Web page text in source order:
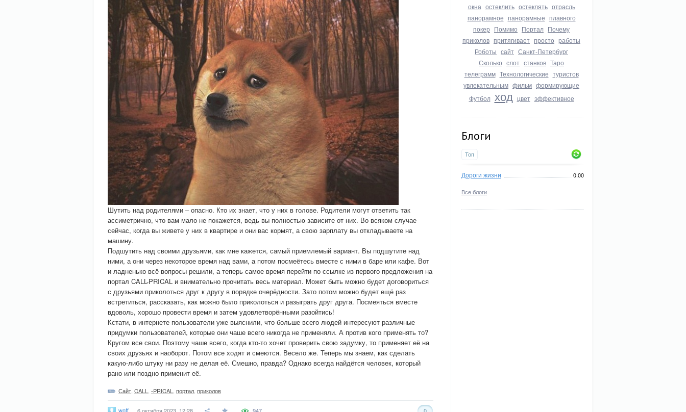
окна остеклить остеклять отрасль
панорамное панорамные плавного
покер Помимо Портал Почему
приколов притягивает просто работы
Роботы сайт Санкт-Петербург
Сколько слот станков Таро
телеграмм Технологические туристов
увлекательным фильм формирующие
Футбол ход цвет эффективное
Блоги
Топ
Дороги жизни 0.00
Все блоги
Шутить над родителями – опасно. Кто их знает, что у них в голове. Родители могут ответить так
ассиметрично, что вам мало не покажется, ведь вы полностью зависите от них. Во всяком случае
сейчас, когда вы живете у них в квартире и они вас кормят, а свою зарплату вы откладываете на
машину.
Подшутить над своими друзьями, как мне кажется, самый приемлемый вариант. Вы подшутите над
ними, а они через некоторое время над вами, а потом посмеётесь вместе с ними в баре или кафе. Вот
и ладненько всё вопросы решили, а теперь самое время перейти по ссылке из первого предложения на
портал CALL-PRICAL и внимательно прочитать весь материал. Может быть можно будет договориться
с друзьями приколоться друг к другу в порядке очерёдности. Зато потом можно будет ещё раз
встретиться, рассказать, как можно было приколоться и разыграть друг друга. Посмеяться вместе
вдоволь, хорошо провести время и затем удовлетворёнными разойтись!
Кстати, в интернете пользователи уже выяснили, что больше всего людей интересуют различные
придумки пользователей, которые они чаше всего никогда не применяли. А против кого применять то?
Кругом все свои. Поэтому чаше всего, когда кто-то хочет проверить свою задумку, то применяет её на
своих друзьях и наоборот. Потом все ходят и смеются. Весело же. Теперь мы знаем, как сделать
какую-либо штуку ни разу не делая её. Смешно, правда? Однако всегда найдётся человек, который
рано или поздно применит её.
Сайт CALL -PRICAL портал приколов
woff